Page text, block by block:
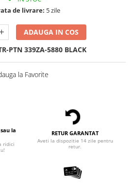
de livrare: 5 zile
ADAUGA IN COS
PTN 339ZA-5880 BLACK
la Favorite
la
ridici
RETUR GARANTAT
Aveti la dispozitie 14 zile pentru
retur.